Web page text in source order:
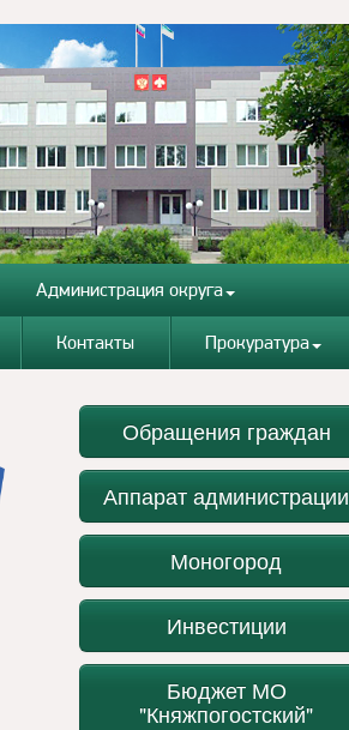
Администрация округа
Контакты Прокуратура
Обращения граждан
Аппарат администрации
Моногород
Инвестиции
Бюджет МО
"Княжпогостский"